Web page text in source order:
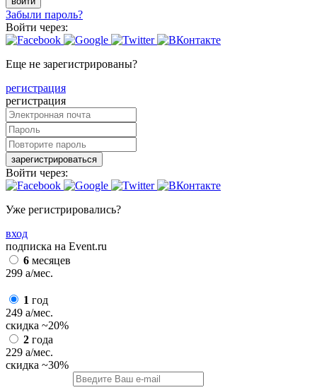
Забыли пароль?
Войти через:
Еще не зарегистрированы?
регистрация
регистрация
зарегистрироваться
Войти через:
Уже регистрировались?
вход
подписка на Event.ru
6 месяцев
299 a/мес.
1 год
249 a/мес.
скидка ~20%
2 года
229 a/мес.
скидка ~30%